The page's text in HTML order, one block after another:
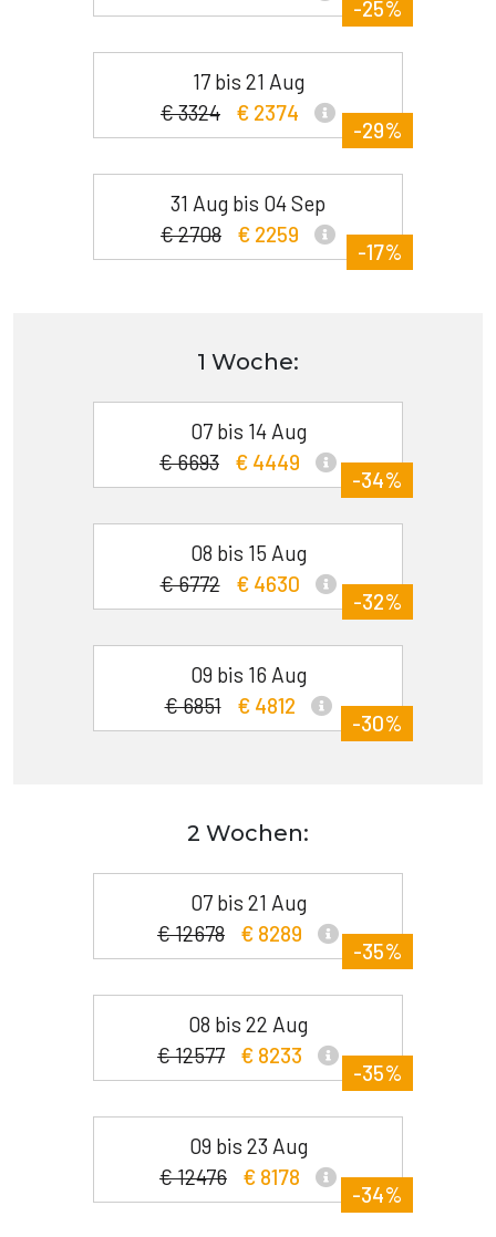
-25%
17 bis 21 Aug
€ 3324
€ 2374
-29%
31 Aug bis 04 Sep
€ 2708
€ 2259
-17%
1 Woche:
07 bis 14 Aug
€ 6693
€ 4449
-34%
08 bis 15 Aug
€ 6772
€ 4630
-32%
09 bis 16 Aug
€ 6851
€ 4812
-30%
2 Wochen:
07 bis 21 Aug
€ 12678
€ 8289
-35%
08 bis 22 Aug
€ 12577
€ 8233
-35%
09 bis 23 Aug
€ 12476
€ 8178
-34%